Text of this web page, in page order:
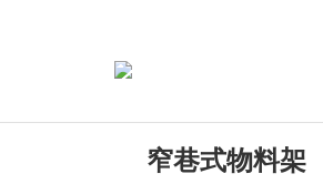
窄巷式物料架